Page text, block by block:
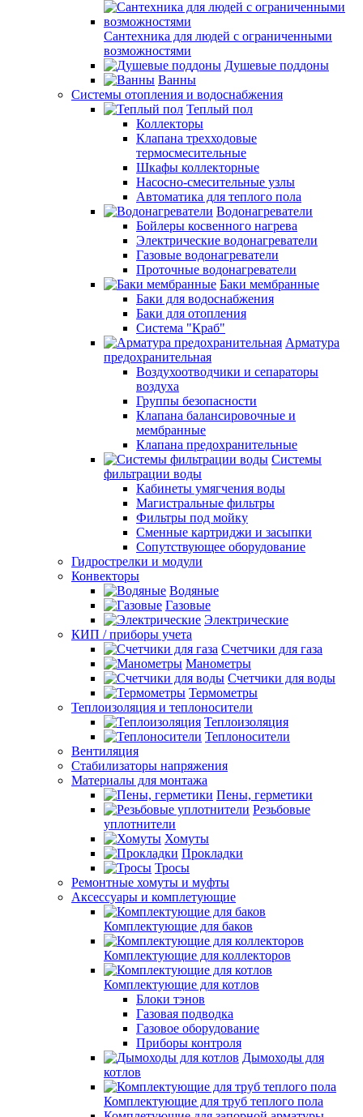
Сантехника для людей с ограниченными
возможностями
Душевые поддоны
Ванны
Системы отопления и водоснабжения
Теплый пол
Коллекторы
Клапана трехходовые
термосмесительные
Шкафы коллекторные
Насосно-смесительные узлы
Автоматика для теплого пола
Водонагреватели
Бойлеры косвенного нагрева
Электрические водонагреватели
Газовые водонагреватели
Проточные водонагреватели
Баки мембранные
Баки для водоснабжения
Баки для отопления
Система "Краб"
Арматура
предохранительная
Воздухоотводчики и сепараторы
воздуха
Группы безопасности
Клапана балансировочные и
мембранные
Клапана предохранительные
Системы
фильтрации воды
Кабинеты умягчения воды
Магистральные фильтры
Фильтры под мойку
Сменные картриджи и засыпки
Сопутствующее оборудование
Гидрострелки и модули
Конвекторы
Водяные
Газовые
Электрические
КИП / приборы учета
Счетчики для газа
Манометры
Счетчики для воды
Термометры
Теплоизоляция и теплоносители
Теплоизоляция
Теплоносители
Вентиляция
Стабилизаторы напряжения
Материалы для монтажа
Пены, герметики
Резьбовые
уплотнители
Хомуты
Прокладки
Тросы
Ремонтные хомуты и муфты
Аксессуары и комплетующие
Комплектующие для баков
Комплектующие для коллекторов
Комплектующие для котлов
Блоки тэнов
Газовая подводка
Газовое оборудование
Приборы контроля
Дымоходы для
котлов
Комплектующие для труб теплого пола